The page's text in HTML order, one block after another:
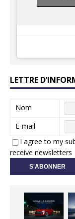
LETTRE
Nom
E-mail
I agree to my
receive newsletters